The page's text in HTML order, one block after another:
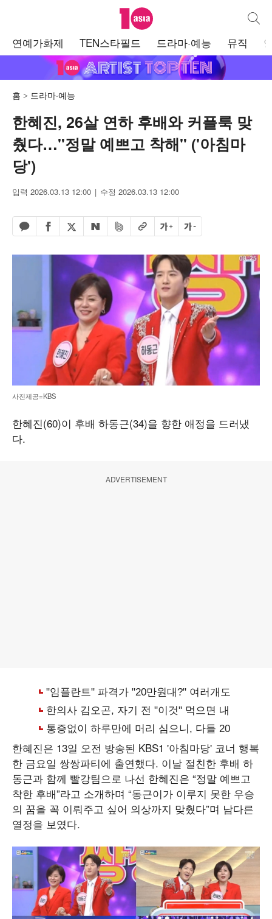
텐아시아 통합
연예가화제 TEN스타필드 드라마·예능 뮤직
홈 드라마·예능
한혜진, 26살 연하 후배와 커플룩 맞
췄다…"정말 예쁘고 착해" ('아침마
당')
입력 2026.03.13 12:00 수정 2026.03.13 12:00
카카오톡 공유하기
페이스북 공유하기
엑스 공유하기
네이버 공유하기
밴드 공유하기
URL복사글자 크게글자 작게
사진제공=KBS
한혜진(60)이 후배 하동근(34)을 향한 애정을 드러냈
다.
ADVERTISEMENT
한혜진은 13일 오전 방송된 KBS1 '아침마당' 코너 행복
한 금요일 쌍쌍파티에 출연했다. 이날 절친한 후배 하
동근과 함께 빨강팀으로 나선 한혜진은 “정말 예쁘고
착한 후배”라고 소개하며 “동근이가 이루지 못한 우승
의 꿈을 꼭 이뤄주고 싶어 의상까지 맞췄다”며 남다른
열정을 보였다.